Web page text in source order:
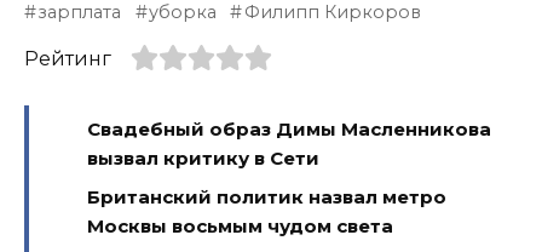
зарплата уборка Филипп Киркоров
Рейтинг
Свадебный образ Димы Масленникова
вызвал критику в Сети
Британский политик назвал метро
Москвы восьмым чудом света